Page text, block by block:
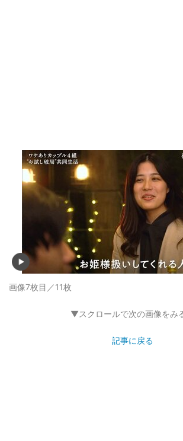
画像7枚目／11枚
▼スクロールで次の画像をみ
記事に戻る